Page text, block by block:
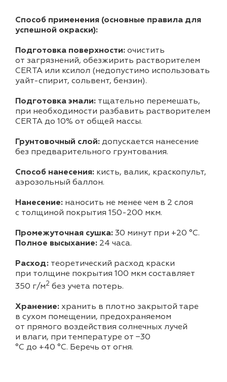
Способ применения (основные правила для
успешной окраски):
Подготовка поверхности: очистить
от загрязнений, обезжирить растворителем
CERTA или ксилол (недопустимо использовать
уайт-спирит, сольвент, бензин).
Подготовка эмали: тщательно перемешать,
при необходимости разбавить растворителем
CERTA до 10% от общей массы.
Грунтовочный слой: допускается нанесение
без предварительного грунтования.
Способ нанесения: кисть, валик, краскопульт,
аэрозольный баллон.
Нанесение: наносить не менее чем в 2 слоя
с толщиной покрытия 150-200 мкм.
Промежуточная сушка: 30 минут при +20 °С.
Полное высыхание: 24 часа.
Расход: теоретический расход краски
при толщине покрытия 100 мкм составляет
350 г/м2 без учета потерь.
Хранение: хранить в плотно закрытой таре
в сухом помещении, предохраняемом
от прямого воздействия солнечных лучей
и влаги, при температуре от −30
°С до +40 °С. Беречь от огня.